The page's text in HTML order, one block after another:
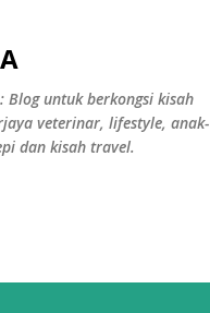
Blog untuk berkongsi kisah
veterinar, lifestyle, anak-
dan kisah travel.